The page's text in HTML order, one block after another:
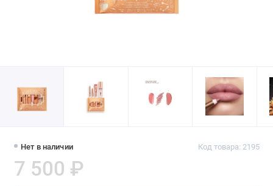
Нет в наличии Код товара: 2195
7 500 ₽